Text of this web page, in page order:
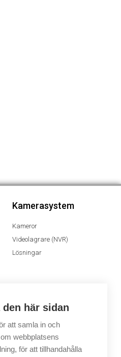
Kamerasystem
Kameror
Videolagrare (NVR)
Lösningar
Ljudsystem
Ljudsystem
här sidan
att samla in och
webbplatsens
för att tillhandahålla